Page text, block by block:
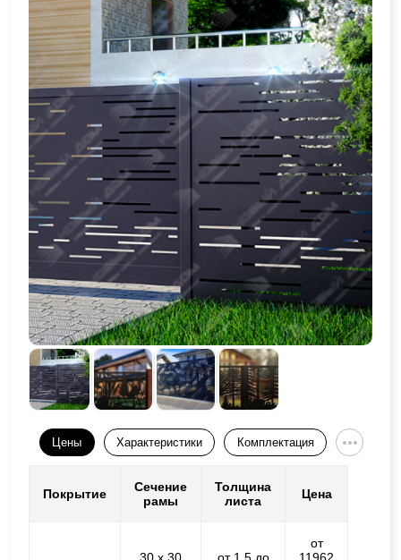
Цены Характеристики Комплектация
Покрытие
Сечение
рамы
Толщина
листа
Цена
от